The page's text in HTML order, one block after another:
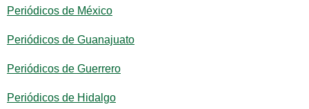
Periódicos de México
Periódicos de Guanajuato
Periódicos de Guerrero
Periódicos de Hidalgo